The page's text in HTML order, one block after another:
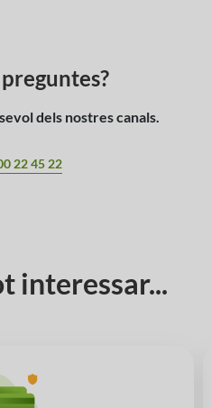
dels nostres canals.
22 45 22
interessar...